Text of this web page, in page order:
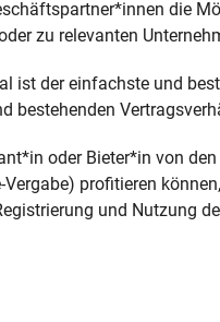
die
zu relevanten
ist der einfachste und
bestehenden
oder Bieter*in von
Vergabe) profitieren
und Nutzung